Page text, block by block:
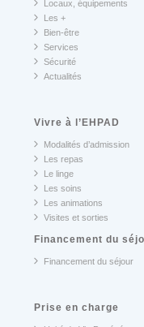
Locaux, équipements
Les +
Bien-être
Services
Sécurité
Actualités
Vivre à l’EHPAD
Modalités d’admission
Les repas
Le linge
Les soins
Les animations
Visites et sorties
Financement du
Financement du séjour
Prise en charge